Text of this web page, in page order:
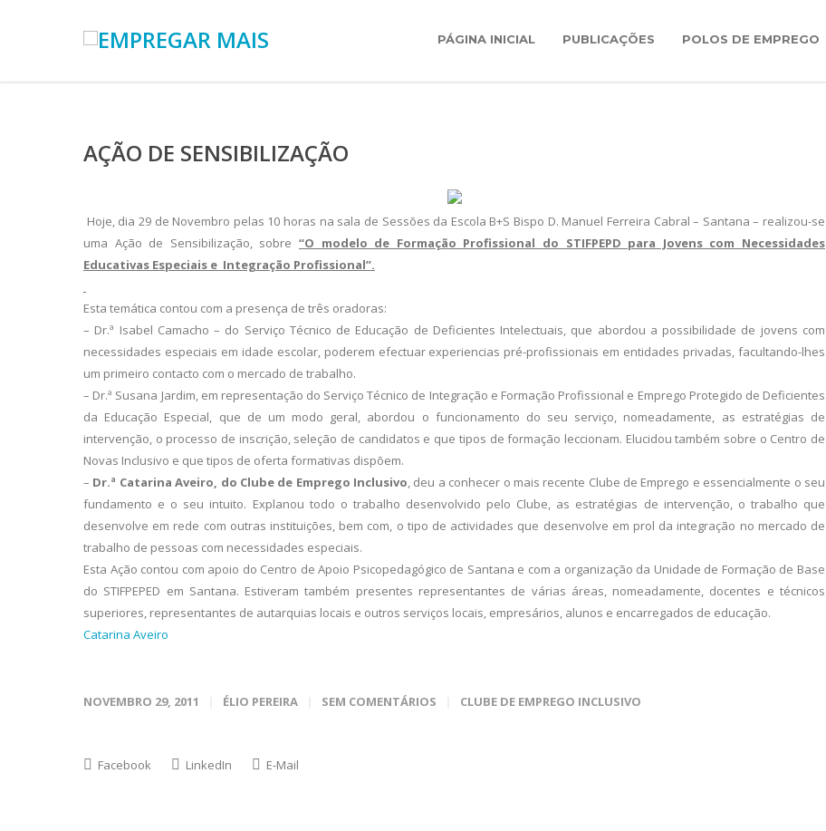
PÁGINA INICIAL PUBLICAÇÕES POLOS DE EMPREGO
AÇÃO DE SENSIBILIZAÇÃO
Hoje, dia 29 de Novembro pelas 10 horas na sala de Sessões da Escola B+S Bispo D. Manuel Ferreira Cabral – Santana – realizou-se
uma Ação de Sensibilização, sobre “O modelo de Formação Profissional do STIFPEPD para Jovens com Necessidades
Educativas Especiais e Integração Profissional”.
Esta temática contou com a presença de três oradoras:
– Dr.ª Isabel Camacho – do Serviço Técnico de Educação de Deficientes Intelectuais, que abordou a possibilidade de jovens com
necessidades especiais em idade escolar, poderem efectuar experiencias pré-profissionais em entidades privadas, facultando-lhes
um primeiro contacto com o mercado de trabalho.
– Dr.ª Susana Jardim, em representação do Serviço Técnico de Integração e Formação Profissional e Emprego Protegido de Deficientes
da Educação Especial, que de um modo geral, abordou o funcionamento do seu serviço, nomeadamente, as estratégias de
intervenção, o processo de inscrição, seleção de candidatos e que tipos de formação leccionam. Elucidou também sobre o Centro de
Novas Inclusivo e que tipos de oferta formativas dispõem.
– Dr.ª Catarina Aveiro, do Clube de Emprego Inclusivo, deu a conhecer o mais recente Clube de Emprego e essencialmente o seu
fundamento e o seu intuito. Explanou todo o trabalho desenvolvido pelo Clube, as estratégias de intervenção, o trabalho que
desenvolve em rede com outras instituições, bem com, o tipo de actividades que desenvolve em prol da integração no mercado de
trabalho de pessoas com necessidades especiais.
Esta Ação contou com apoio do Centro de Apoio Psicopedagógico de Santana e com a organização da Unidade de Formação de Base
do STIFPEPED em Santana. Estiveram também presentes representantes de várias áreas, nomeadamente, docentes e técnicos
superiores, representantes de autarquias locais e outros serviços locais, empresários, alunos e encarregados de educação.
Catarina Aveiro
NOVEMBRO 29, 2011 ÉLIO PEREIRA SEM COMENTÁRIOS CLUBE DE EMPREGO INCLUSIVO
Facebook LinkedIn E-Mail